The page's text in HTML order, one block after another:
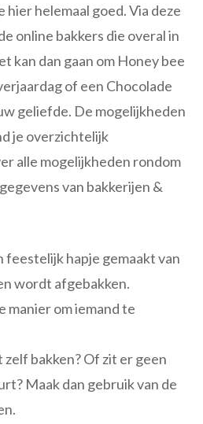
hier helemaal goed. Via deze
online bakkers die overal in
kan dan gaan om Honey bee
of een Chocolade
geliefde. De mogelijkheden
je overzichtelijk
alle mogelijkheden rondom
van bakkerijen &
feestelijk hapje gemaakt van
wordt afgebakken.
manier om iemand te
zelf bakken? Of zit er geen
Maak dan gebruik van de